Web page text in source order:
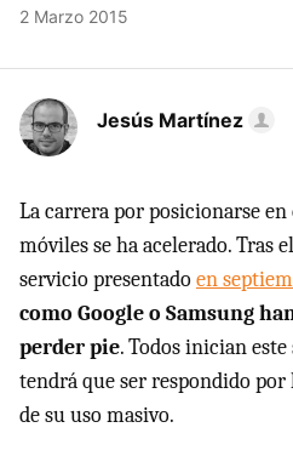
2 Marzo 2015
Jesús Martínez
La carrera por posicionarse en
móviles se ha acelerado. Tras
servicio presentadoen
como Google o Samsung
perder pie. Todos inician
tendrá que ser respondido
de su uso masivo.